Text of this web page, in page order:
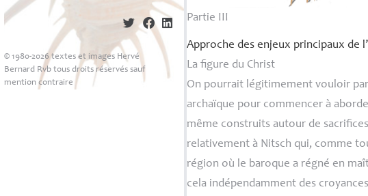
© 1980-2026 textes et images Hervé
Bernard Rvb tous droits réservés sauf
mention contraire
Partie III
Approche des enjeux principaux de l’
La figure du Christ
On pourrait légitimement vouloir
archaïque pour commencer à
même construits autour de
relativement à Nitsch qui, comme
région où le baroque a régné en
cela indépendamment des